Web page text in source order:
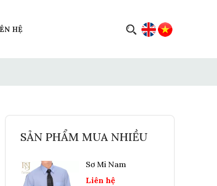
HỆ
SẢN PHẨM MUA NHIỀU
Sơ Mi Nam
Liên hệ